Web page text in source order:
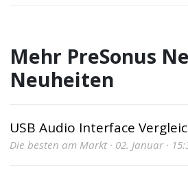
Mehr PreSonus
Neuheiten
USB Audio Interface
Die besten am Markt · 02. Januar ·